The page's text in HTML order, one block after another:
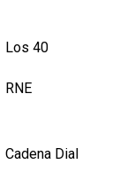
Los 40
RNE
Cadena Dial